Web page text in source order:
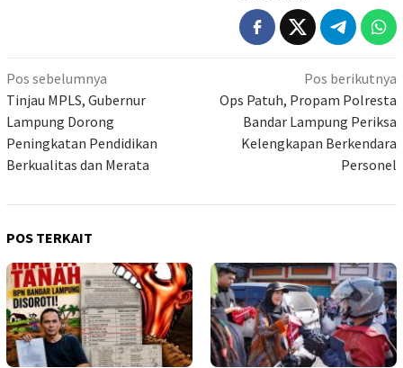
Navigasi
pos
Pos sebelumnya
Tinjau MPLS, Gubernur
Lampung Dorong
Peningkatan Pendidikan
Berkualitas dan Merata
Pos berikutnya
Ops Patuh, Propam Polresta
Bandar Lampung Periksa
Kelengkapan Berkendara
Personel
POS TERKAIT